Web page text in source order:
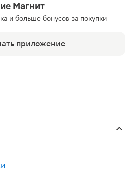
Магнит
и больше бонусов за покупки
приложение